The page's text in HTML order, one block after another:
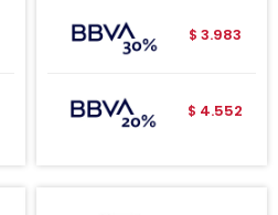
$ 3.983
$ 4.552